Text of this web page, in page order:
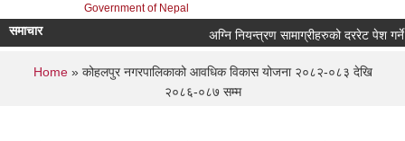
Government of Nepal
समाचार
You are here
Home» कोहलपुर नगरपालिकाको आवधिक विकास योजना २०८२-०८३ देखि
२०८६-०८७ सम्म